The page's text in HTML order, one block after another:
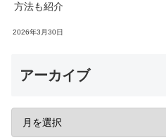
方法も紹介
2026年3月30日
アーカイブ